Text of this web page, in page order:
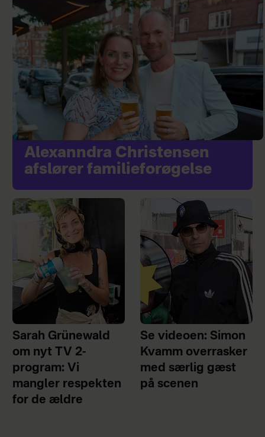
Alexanndra Christensen
afslører familieforøgelse
Sarah Grünewald
om nyt TV 2-
program: Vi
mangler respekten
for de ældre
Se videoen: Simon
Kvamm overrasker
med særlig gæst
på scenen